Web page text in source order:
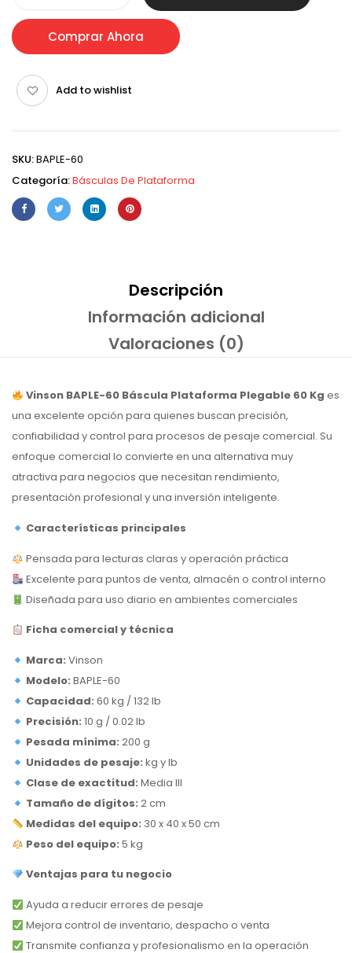
Comprar Ahora
Add to wishlist
SKU:BAPLE-60
Categoría:Básculas De Plataforma
Descripción
Información adicional
Valoraciones (0)
Vinson BAPLE-60 Báscula Plataforma Plegable 60 Kg es
una excelente opción para quienes buscan precisión,
confiabilidad y control para procesos de pesaje comercial. Su
enfoque comercial lo convierte en una alternativa muy
atractiva para negocios que necesitan rendimiento,
presentación profesional y una inversión inteligente.
Características principales
Pensada para lecturas claras y operación práctica
Excelente para puntos de venta, almacén o control interno
Diseñada para uso diario en ambientes comerciales
Ficha comercial y técnica
Marca: Vinson
Modelo: BAPLE-60
Capacidad: 60 kg / 132 lb
Precisión: 10 g / 0.02 lb
Pesada mínima: 200 g
Unidades de pesaje: kg y lb
Clase de exactitud: Media III
Tamaño de dígitos: 2 cm
Medidas del equipo: 30 x 40 x 50 cm
Peso del equipo: 5 kg
Ventajas para tu negocio
Ayuda a reducir errores de pesaje
Mejora control de inventario, despacho o venta
Transmite confianza y profesionalismo en la operación